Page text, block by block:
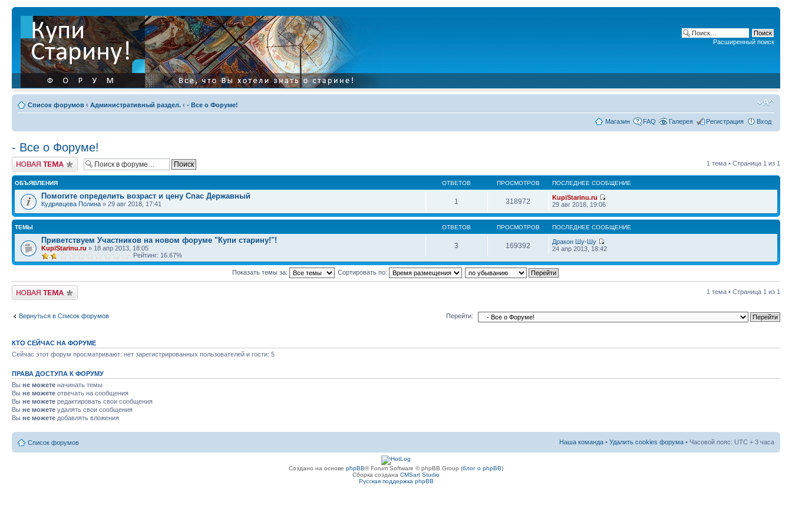
Расширенный поиск
Список форумов ‹ Административный раздел. ‹ - Все о Форуме!
Магазин FAQ Галерея Регистрация Вход
- Все о Форуме!
Начать новую тему 1 тема • Страница 1 из 1
ОБЪЯВЛЕНИЯ ОТВЕТОВ ПРОСМОТРОВ ПОСЛЕДНЕЕ СООБЩЕНИЕ
Помогите определить возраст и цену Спас Державный
Кудрявцева Полина » 29 авг 2018, 17:41 1 318972
KupiStarinu.ru
29 авг 2018, 19:06
ТЕМЫ ОТВЕТОВ ПРОСМОТРОВ ПОСЛЕДНЕЕ СООБЩЕНИЕ
Приветствуем Участников на новом форуме "Купи старину!"!
KupiStarinu.ru » 18 апр 2013, 18:05
Рейтинг: 16.67%
3 169392
Дракон Шу-Шу
24 апр 2013, 18:42
Показать темы за: Сортировать по:
Начать новую тему 1 тема • Страница 1 из 1
Вернуться в Список форумов Перейти:
КТО СЕЙЧАС НА ФОРУМЕ
Сейчас этот форум просматривают: нет зарегистрированных пользователей и гости: 5
ПРАВА ДОСТУПА К ФОРУМУ
Вы не можете начинать темы
Вы не можете отвечать на сообщения
Вы не можете редактировать свои сообщения
Вы не можете удалять свои сообщения
Вы не можете добавлять вложения
Список форумов Наша команда • Удалить cookies форума • Часовой пояс: UTC + 3 часа
Создано на основе phpBB® Forum Software © phpBB Group (блог о phpBB)
Сборка создана CMSart Studio
Русская поддержка phpBB